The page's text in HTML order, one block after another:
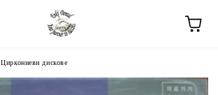
Циркониеви дискове